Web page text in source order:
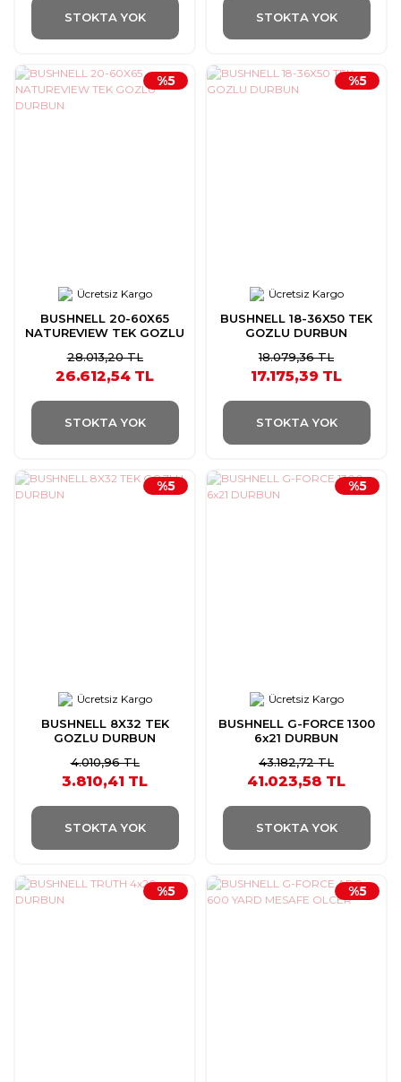
STOKTA YOK STOKTA YOK
Ücretsiz Kargo
BUSHNELL 20-60X65
NATUREVIEW TEK GOZLU
%5
28.013,20 TL
26.612,54 TL
STOKTA YOK
Ücretsiz Kargo
BUSHNELL 18-36X50 TEK
GOZLU DURBUN
%5
18.079,36 TL
17.175,39 TL
STOKTA YOK
Ücretsiz Kargo
BUSHNELL 8X32 TEK
GOZLU DURBUN
%5
4.010,96 TL
3.810,41 TL
STOKTA YOK
Ücretsiz Kargo
BUSHNELL G-FORCE 1300
6x21 DURBUN
%5
43.182,72 TL
41.023,58 TL
STOKTA YOK
%5 %5